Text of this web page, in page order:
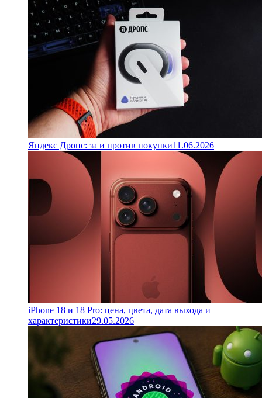
Яндекс Дропс: за и против покупки11.06.2026
iPhone 18 и 18 Pro: цена, цвета, дата выхода и
характеристики29.05.2026